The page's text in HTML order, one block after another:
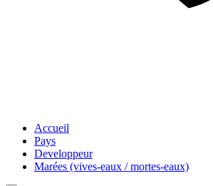
Accueil
Pays
Developpeur
Marées (vives-eaux / mortes-eaux)